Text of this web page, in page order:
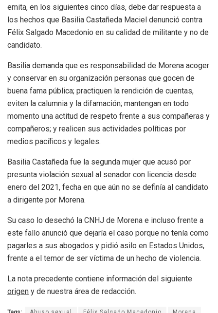
emita, en los siguientes cinco días, debe dar respuesta a
los hechos que Basilia Castañeda Maciel denunció contra
Félix Salgado Macedonio en su calidad de militante y no de
candidato.
Basilia demanda que es responsabilidad de Morena acoger
y conservar en su organización personas que gocen de
buena fama pública; practiquen la rendición de cuentas,
eviten la calumnia y la difamación; mantengan en todo
momento una actitud de respeto frente a sus compañeras y
compañeros; y realicen sus actividades políticas por
medios pacíficos y legales.
Basilia Castañeda fue la segunda mujer que acusó por
presunta violación sexual al senador con licencia desde
enero del 2021, fecha en que aún no se definía al candidato
a dirigente por Morena.
Su caso lo desechó la CNHJ de Morena e incluso frente a
este fallo anunció que dejaría el caso porque no tenía como
pagarles a sus abogados y pidió asilo en Estados Unidos,
frente a el temor de ser víctima de un hecho de violencia.
La nota precedente contiene información del siguiente
origen y de nuestra área de redacción.